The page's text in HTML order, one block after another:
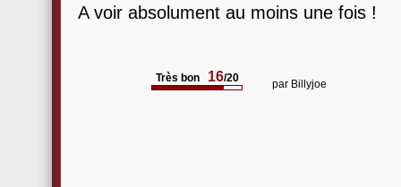
A voir absolument au moins une fois !
Très bon 16/20 par Billyjoe